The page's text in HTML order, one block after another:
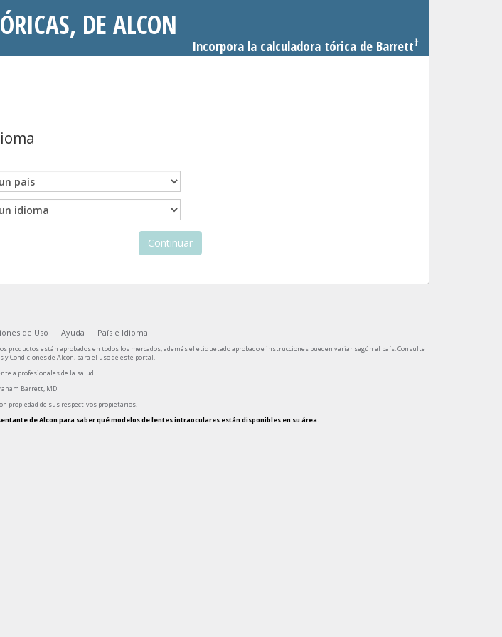
DE ALCON
Incorpora la calculadora tórica de Barrett†
Continuar
de Uso Ayuda País e Idioma
productos están aprobados en todos los mercados, además el etiquetado aprobado e instrucciones pueden variar según el país. Consulte
y Condiciones de Alcon, para el uso de este portal.
a profesionales de la salud.
Barrett, MD
propiedad de sus respectivos propietarios.
de Alcon para saber qué modelos de lentes intraoculares están disponibles en su área.